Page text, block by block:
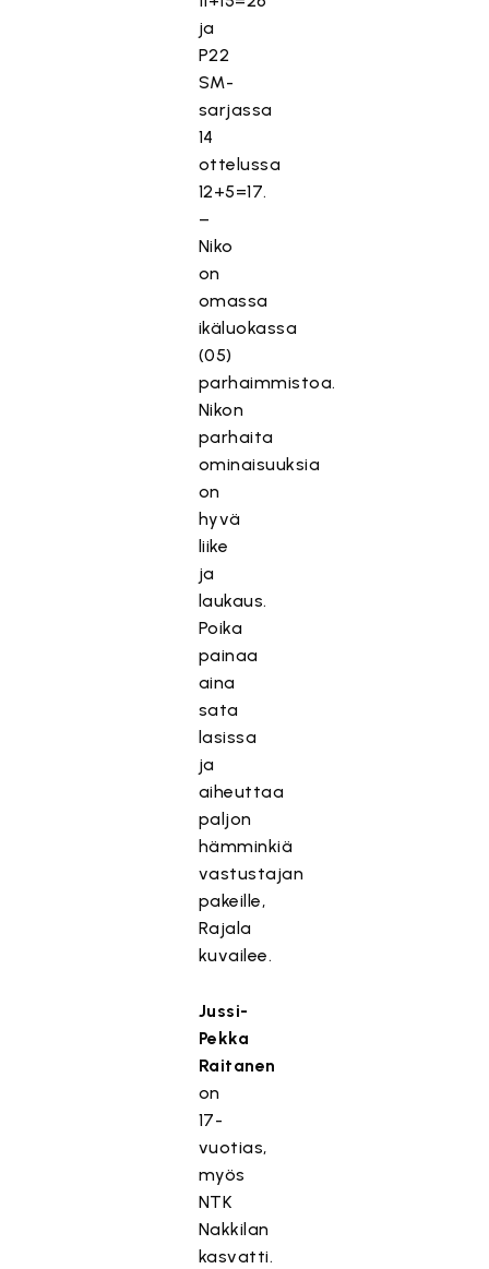
ja
P22
SM-
sarjassa
14
ottelussa
12+5=17.
–
Niko
on
omassa
ikäluokassa
(05)
parhaimmistoa.
Nikon
parhaita
ominaisuuksia
on
hyvä
liike
ja
laukaus.
Poika
painaa
aina
sata
lasissa
ja
aiheuttaa
paljon
hämminkiä
vastustajan
pakeille,
Rajala
kuvailee.
Jussi-
Pekka
Raitanen
on
17-
vuotias,
myös
NTK
Nakkilan
kasvatti.